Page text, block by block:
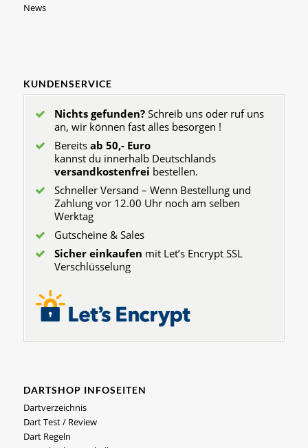
News
KUNDENSERVICE
Nichts gefunden?Schreib uns oder ruf uns
an, wir können fast alles besorgen !
Bereits ab 50,- Euro
kannst du innerhalb Deutschlands
versandkostenfrei bestellen.
Schneller Versand – Wenn Bestellung und
Zahlung vor 12.00 Uhr noch am selben
Werktag
Gutscheine & Sales
Sicher einkaufen mit Let’s Encrypt SSL
Verschlüsselung
DARTSHOP INFOSEITEN
Dartverzeichnis
Dart Test / Review
Dart Regeln